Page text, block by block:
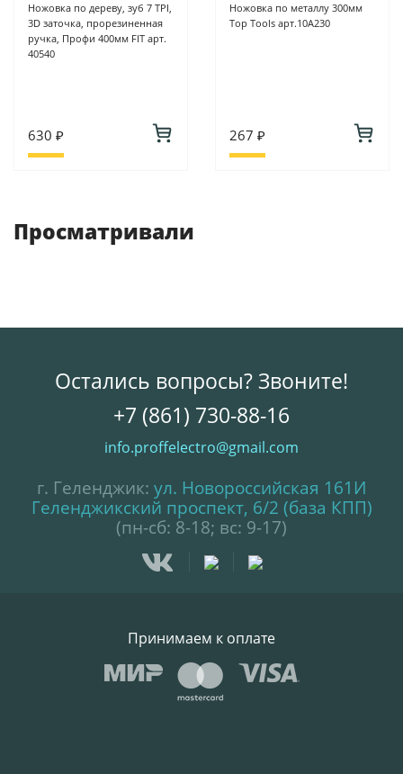
Ножовка по дереву, зуб 7 ТPI,
3D заточка, прорезиненная
ручка, Профи 400мм FIT арт.
40540
630 ₽
Ножовка по металлу 300мм
Top Tools арт.10А230
267 ₽
Просматривали
Остались вопросы? Звоните!
+7 (861) 730-88-16
info.proffelectro@gmail.com
г. Геленджик: ул. Новороссийская 161И
Геленджикский проспект, 6/2 (база КПП)
(пн-сб: 8-18; вс: 9-17)
Принимаем к оплате